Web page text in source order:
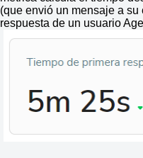
(que envió un mensaje a
respuesta de un usuario